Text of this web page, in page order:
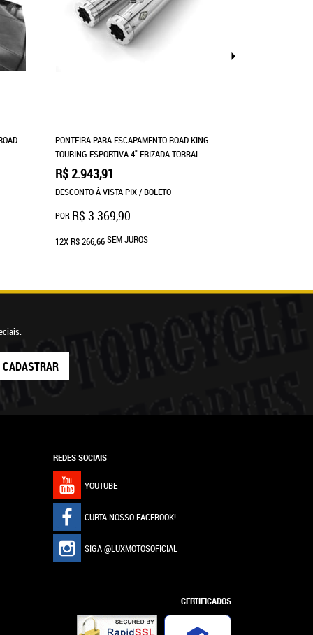
PONTEIRA PARA ESCAPAMENTO ROAD KING
TOURING ESPORTIVA 4" FRIZADA TORBAL
POR R$ 3.369,90
R$ 2.943,91
DESCONTO À VISTA PIX / BOLETO
12XR$ 266,66SEM JUROS
CADASTRAR
REDES SOCIAIS
YOUTUBE
CURTA NOSSO FACEBOOK!
SIGA @LUXMOTOSOFICIAL
CERTIFICADOS